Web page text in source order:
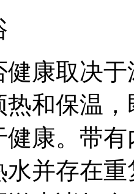
取决于
热和保温
康。带
并存在